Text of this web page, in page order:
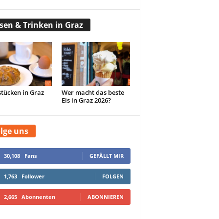
& Trinken in Graz
in Graz
Wer macht das beste
Eis in Graz 2026?
uns
30,108 Fans GEFÄLLT MIR
1,763 Follower FOLGEN
2,665 Abonnenten ABONNIEREN